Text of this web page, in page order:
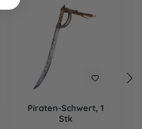
Piraten-Schwert, 1
Stk